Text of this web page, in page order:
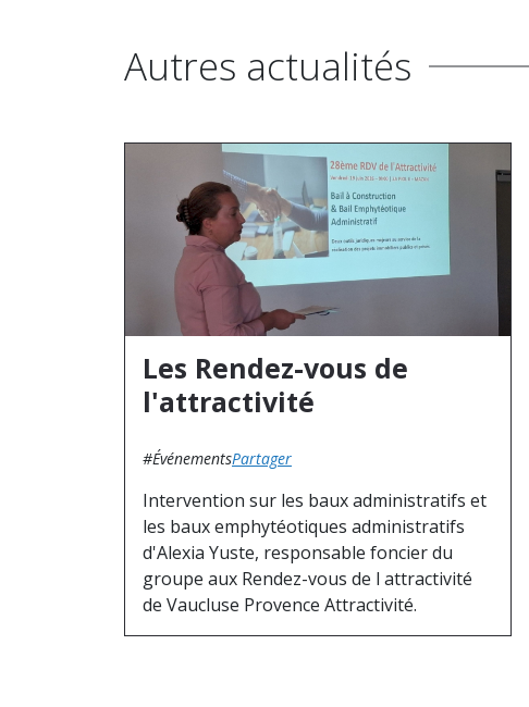
Autres actualités
Les Rendez-vous de
l'attractivité
#ÉvénementsPartager
Intervention sur les baux administratifs et
les baux emphytéotiques administratifs
d'Alexia Yuste, responsable foncier du
groupe aux Rendez-vous de l attractivité
de Vaucluse Provence Attractivité.